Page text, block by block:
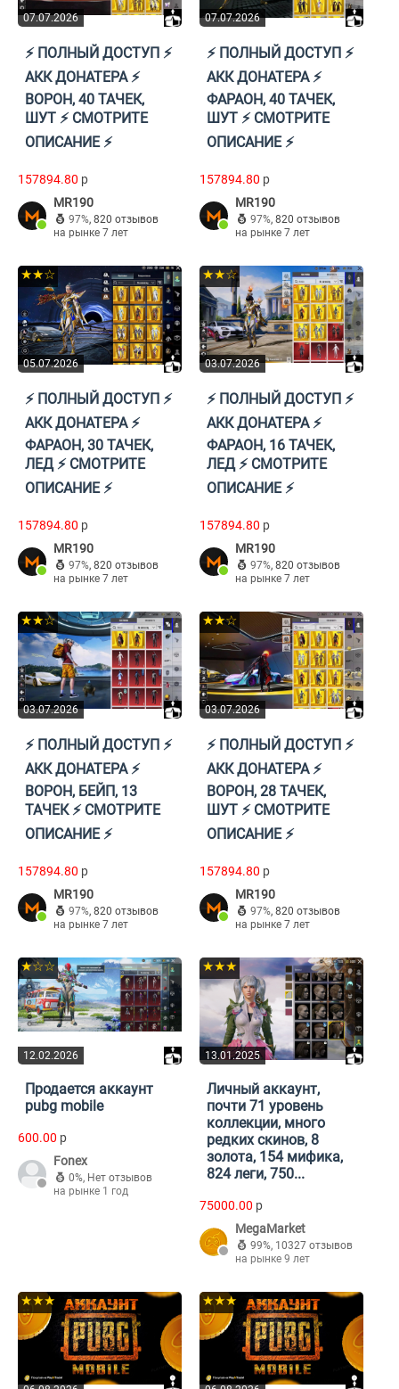
07.07.2026
⚡️ ПОЛНЫЙ ДОСТУП ⚡️
АКК ДОНАТЕРА ⚡️
ВОРОН, 40 ТАЧЕК,
ШУТ ⚡️ СМОТРИТЕ
ОПИСАНИЕ ⚡️
157894.80 p
MR190
97%, 820 отзывов
на рынке 7 лет
07.07.2026
⚡️ ПОЛНЫЙ ДОСТУП ⚡️
АКК ДОНАТЕРА ⚡️
ФАРАОН, 40 ТАЧЕК,
ШУТ ⚡️ СМОТРИТЕ
ОПИСАНИЕ ⚡️
157894.80 p
MR190
97%, 820 отзывов
на рынке 7 лет
05.07.2026
★★☆
⚡️ ПОЛНЫЙ ДОСТУП ⚡️
АКК ДОНАТЕРА ⚡️
ФАРАОН, 30 ТАЧЕК,
ЛЕД ⚡️ СМОТРИТЕ
ОПИСАНИЕ ⚡️
157894.80 p
MR190
97%, 820 отзывов
на рынке 7 лет
03.07.2026
★★☆
⚡️ ПОЛНЫЙ ДОСТУП ⚡️
АКК ДОНАТЕРА ⚡️
ФАРАОН, 16 ТАЧЕК,
ЛЕД ⚡️ СМОТРИТЕ
ОПИСАНИЕ ⚡️
157894.80 p
MR190
97%, 820 отзывов
на рынке 7 лет
03.07.2026
★★☆
⚡️ ПОЛНЫЙ ДОСТУП ⚡️
АКК ДОНАТЕРА ⚡️
ВОРОН, БЕЙП, 13
ТАЧЕК ⚡️ СМОТРИТЕ
ОПИСАНИЕ ⚡️
157894.80 p
MR190
97%, 820 отзывов
на рынке 7 лет
03.07.2026
★★☆
⚡️ ПОЛНЫЙ ДОСТУП ⚡️
АКК ДОНАТЕРА ⚡️
ВОРОН, 28 ТАЧЕК,
ШУТ ⚡️ СМОТРИТЕ
ОПИСАНИЕ ⚡️
157894.80 p
MR190
97%, 820 отзывов
на рынке 7 лет
12.02.2026
★☆☆
Продается аккаунт
pubg mobile
600.00 p
Fonex
0%, Нет отзывов
на рынке 1 год
13.01.2025
★★★
Личный аккаунт,
почти 71 уровень
коллекции, много
редких скинов, 8
золота, 154 мифика,
824 леги, 750...
75000.00 p
MegaMarket
99%, 10327 отзывов
на рынке 9 лет
★★★ ★★★